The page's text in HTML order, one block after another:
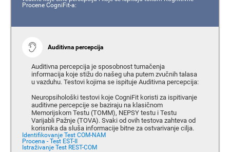
Procene CogniFit-a:
Auditivna percepcija
Auditivna percepcija je sposobnost tumačenja
informacija koje stižu do našeg uha putem zvučnih talasa
u vazduhu. Testovi kojima se ispituje Auditivna percepcija:
Neuropsihološki testovi koje CogniFit koristi za ispitivanje
auditivne percepcije se baziraju na klasičnom
Memorijskom Testu (TOMM), NEPSY testu i Testu
Varijabli Pažnje (TOVA). Svaki od ovih testova zahteva od
korisnika da sluša informacije bitne za ostvarivanje cilja.
Identifikovanje Test COM-NAM
Procena - Test EST-II
Istraživanje Test REST-COM